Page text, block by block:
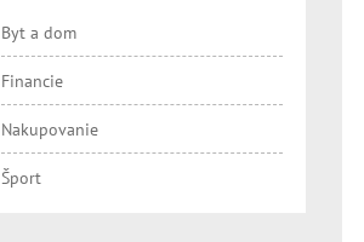
Byt a dom
Financie
Nakupovanie
Šport